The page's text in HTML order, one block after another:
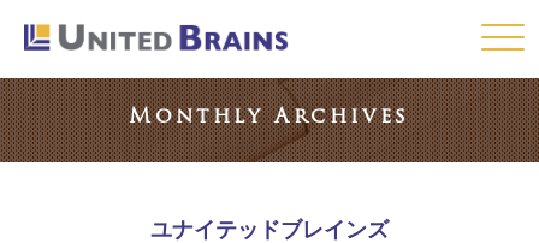
Click
Monthly Archives
ユナイテッドブレインズ